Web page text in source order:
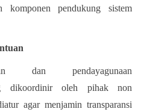
komponen pendukung sistem
dan pendayagunaan
dikoordinir oleh pihak non
agar menjamin transparansi